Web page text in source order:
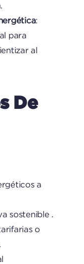
:
para
al
De
a
sostenible .
o